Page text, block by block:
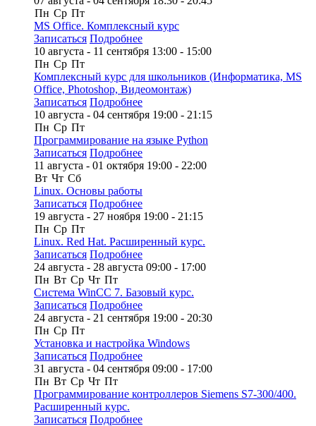
Пн Ср Пт
MS Office. Комплексный курс
Записаться Подробнее
10 августа - 11 сентября 13:00 - 15:00
Пн Ср Пт
Комплексный курс для школьников (Информатика, MS
Office, Photoshop, Видеомонтаж)
Записаться Подробнее
10 августа - 04 сентября 19:00 - 21:15
Пн Ср Пт
Программирование на языке Python
Записаться Подробнее
11 августа - 01 октября 19:00 - 22:00
Вт Чт Сб
Linux. Основы работы
Записаться Подробнее
19 августа - 27 ноября 19:00 - 21:15
Пн Ср Пт
Linux. Red Hat. Расширенный курс.
Записаться Подробнее
24 августа - 28 августа 09:00 - 17:00
Пн Вт Ср Чт Пт
Система WinCC 7. Базовый курс.
Записаться Подробнее
24 августа - 21 сентября 19:00 - 20:30
Пн Ср Пт
Установка и настройка Windows
Записаться Подробнее
31 августа - 04 сентября 09:00 - 17:00
Пн Вт Ср Чт Пт
Программирование контроллеров Siemens S7-300/400.
Расширенный курс.
Записаться Подробнее